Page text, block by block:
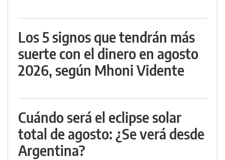
Los 5 signos que tendrán más
suerte con el dinero en agosto
2026, según Mhoni Vidente
Cuándo será el eclipse solar
total de agosto: ¿Se verá desde
Argentina?